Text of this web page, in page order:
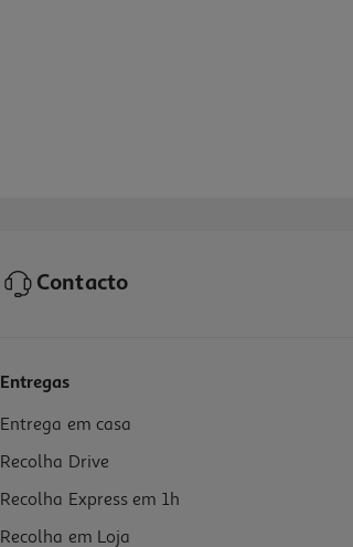
Contacto
Entregas
Entrega em casa
Recolha Drive
Recolha Express em 1h
Recolha em Loja